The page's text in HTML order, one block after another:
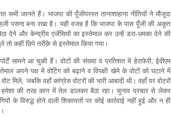
जानते हैं। भाजपा की पूँजीपरस्त तानाशाहाना नीतियों ने मौजूदा
पसन्द बना रखा है। यही वजह है कि भाजपा के पास पूँजी की अकूत
देने और केन्द्रीय एजेंसियों का इस्तेमाल कर उन्हें डरा-धमका देने की
कहीं छिपे तरीक़े से इस्तेमाल किया गया।
सामने आ चुकी हैं। वोटों की संख्या व प्रतिशत में हेराफेरी, ईवीएम
अपने पक्ष में वोटिंग को बढ़ाने व विपक्षी खेमे के वोटों को घटाने में
मिले, जबकि वहाँ कांग्रेस वोटरों की भारी आबादी थी। वहाँ पर वोटरों
की तरह कान में तेल डालकर बैठा रहा। चुनाव प्रचार से लेकर
विरुद्ध होने वाली शिकायतों पर कोई कार्रवाई नहीं हुई और न ही